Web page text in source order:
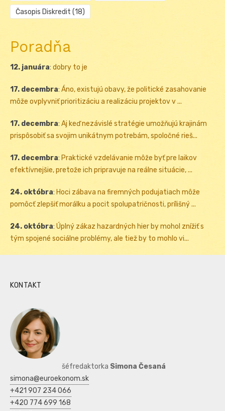
Časopis Diskredit (18)
Poradňa
12. januára: dobry to je
17. decembra: Áno, existujú obavy, že politické zasahovanie
môže ovplyvniť prioritizáciu a realizáciu projektov v ...
17. decembra: Aj keď nezávislé stratégie umožňujú krajinám
prispôsobiť sa svojim unikátnym potrebám, spoločné rieš...
17. decembra: Praktické vzdelávanie môže byť pre laikov
efektívnejšie, pretože ich pripravuje na reálne situácie, ...
24. októbra: Hoci zábava na firemných podujatiach môže
pomôcť zlepšiť morálku a pocit spolupatričnosti, prílišný ...
24. októbra: Úplný zákaz hazardných hier by mohol znížiť s
tým spojené sociálne problémy, ale tiež by to mohlo vi...
KONTAKT
šéfredaktorka Simona Česaná
simona@euroekonom.sk
+421 907 234 066
+420 774 699 168